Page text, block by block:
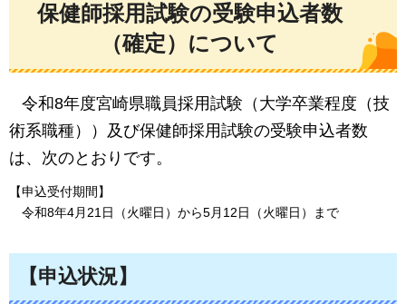
保健師採用試験の受験申込者数
（確定）について
令和8年度宮崎県職員採用試験（大学卒業程度（技
術系職種））及び保健師採用試験の受験申込者数
は、次のとおりです。
【申込受付期間】
令和8年4月21日（火曜日）から5月12日（火曜日）まで
【申込状況】